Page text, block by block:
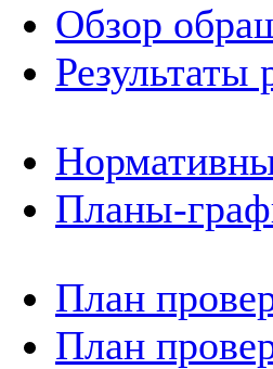
Обзор
Результаты
Планы-
План
План